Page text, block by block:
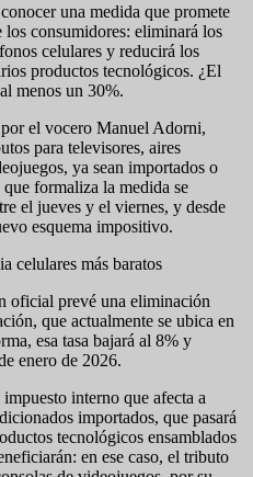
una medida que promete
consumidores: eliminará los
celulares y reducirá los
productos tecnológicos. ¿El
menos un 30%.
el vocero Manuel Adorni,
para televisores, aires
ya sean importados o
formaliza la medida se
el jueves y el viernes, y desde
esquema impositivo.
celulares más baratos
oficial prevé una eliminación
que actualmente se ubica en
esa tasa bajará al 8% y
enero de 2026.
interno que afecta a
importados, que pasará
tecnológicos ensamblados
en ese caso, el tributo